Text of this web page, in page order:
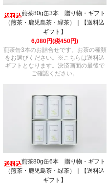
煎茶80g缶3本 贈り物・ギフト
（煎茶・鹿児島茶・緑茶）｜【送料込
ギフト】
6,080円(税450円)
煎茶缶3本のお詰合せです。お茶の種類
をお選びください。※こちらは送料込
ギフトとなります。決済画面の最後で
ご確認ください。
煎茶80g缶6本 贈り物・ギフト
（煎茶・鹿児島茶・緑茶）｜【送料込
ギフト】